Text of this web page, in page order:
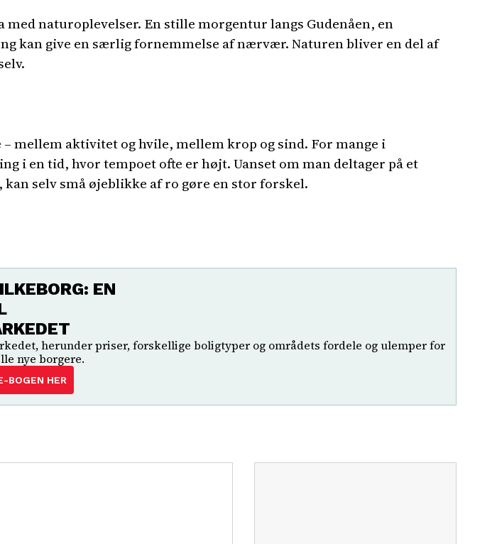
naturoplevelser. En stille morgentur langs Gudenåen, en
kan give en særlig fornemmelse af nærvær. Naturen bliver en del af
mellem aktivitet og hvile, mellem krop og sind. For mange i
i en tid, hvor tempoet ofte er højt. Uanset om man deltager på et
selv små øjeblikke af ro gøre en stor forskel.
EN
herunder priser, forskellige boligtyper og områdets fordele og ulemper for
nye borgere.
BOGEN HER